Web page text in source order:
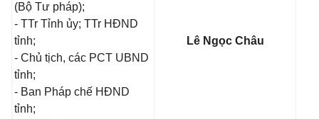
(Bộ Tư pháp);
- TTr Tỉnh ủy; TTr HĐND
tỉnh;
- Chủ tịch, các PCT UBND
tỉnh;
- Ban Pháp chế HĐND
tỉnh;
Lê Ngọc Châu